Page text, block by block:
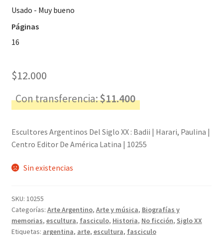
Usado - Muy bueno
Páginas
16
$12.000
Con transferencia:$11.400
Escultores Argentinos Del Siglo XX : Badii | Harari, Paulina |
Centro Editor De América Latina | 10255
Sin existencias
SKU: 10255
Categorías: Arte Argentino, Arte y música, Biografías y
memorias, escultura, fasciculo, Historia, No ficción, Siglo XX
Etiquetas: argentina, arte, escultura, fasciculo